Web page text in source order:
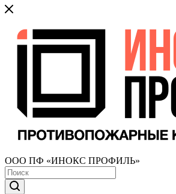
ООО ПФ «ИНОКС ПРОФИЛЬ»